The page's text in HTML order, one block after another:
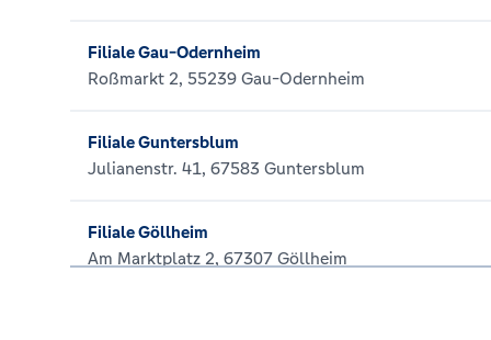
Filiale Gau-Odernheim
Roßmarkt 2, 55239 Gau-Odernheim
Filiale Guntersblum
Julianenstr. 41, 67583 Guntersblum
Filiale Göllheim
Am Marktplatz 2, 67307 Göllheim